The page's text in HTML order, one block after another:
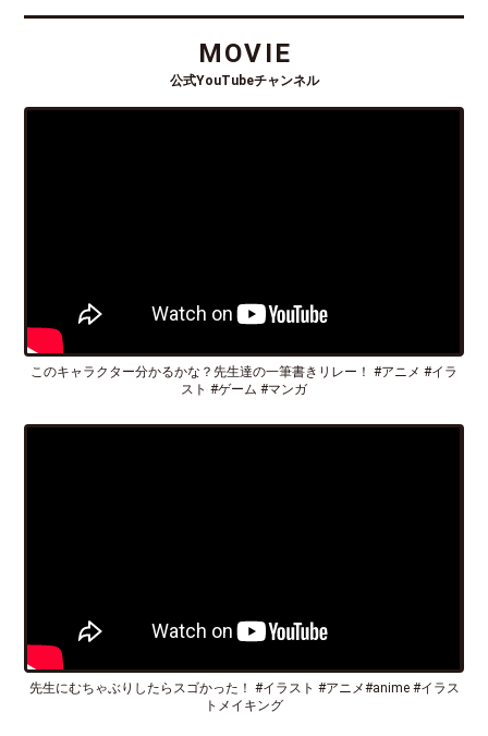
MOVIE
公式YouTubeチャンネル
このキャラクター分かるかな？先生達の一筆書きリレー！ #アニメ #イラ
スト #ゲーム #マンガ
先生にむちゃぶりしたらスゴかった！ #イラスト #アニメ#anime #イラス
トメイキング